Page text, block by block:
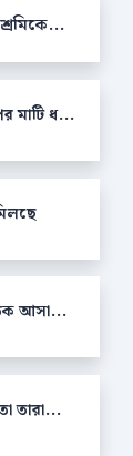
মাটি ধ...
আসা...
তারা...